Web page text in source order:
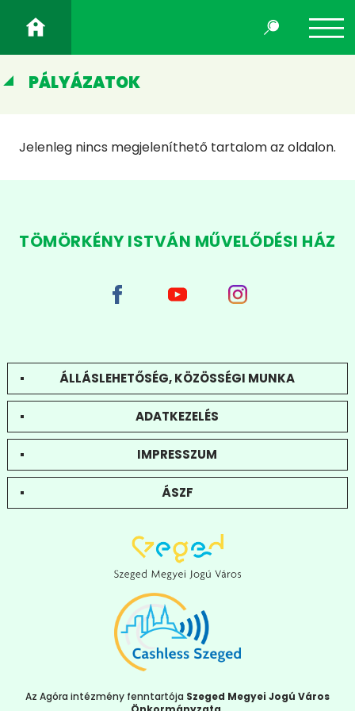
PÁLYÁZATOK
Jelenleg nincs megjeleníthető tartalom az oldalon.
TÖMÖRKÉNY ISTVÁN MŰVELŐDÉSI HÁZ
ÁLLÁSLEHETŐSÉG, KÖZÖSSÉGI MUNKA
ADATKEZELÉS
IMPRESSZUM
ÁSZF
Az Agóra intézmény fenntartója Szeged Megyei Jogú Város